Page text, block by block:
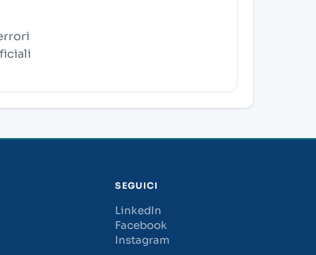
SEGUICI
LinkedIn
Facebook
Instagram